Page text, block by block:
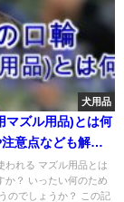
犬用品
マズル用品)とは何
意点なども解
われる マズル用品とは
か？ いったい何のため
のでしょうか？ この記